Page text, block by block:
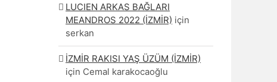
LUCIEN ARKAS BAĞLARI
MEANDROS 2022 (İZMİR) için
serkan
İZMİR RAKISI YAŞ ÜZÜM (İZMİR)
için Cemal karakocaoğlu